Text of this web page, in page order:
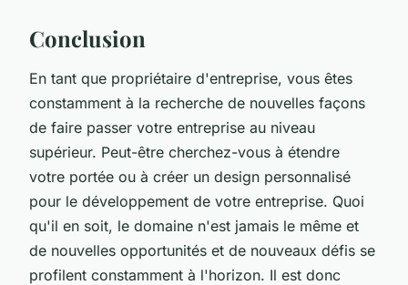
Conclusion
En tant que propriétaire d'entreprise, vous êtes
constamment à la recherche de nouvelles façons
de faire passer votre entreprise au niveau
supérieur. Peut-être cherchez-vous à étendre
votre portée ou à créer un design personnalisé
pour le développement de votre entreprise. Quoi
qu'il en soit, le domaine n'est jamais le même et
de nouvelles opportunités et de nouveaux défis se
profilent constamment à l'horizon. Il est donc